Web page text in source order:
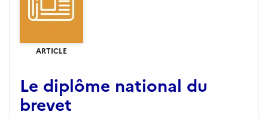
ARTICLE
Le diplôme national du
brevet